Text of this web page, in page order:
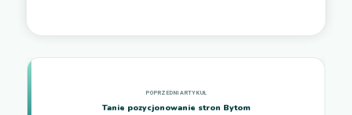
Tanie pozycjonowanie stron Bytom